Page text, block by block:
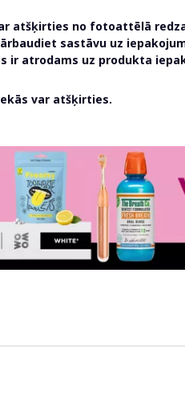
atšķirties no fotoattēlā
sastāvu uz
ir atrodams uz produkta
var atšķirties.